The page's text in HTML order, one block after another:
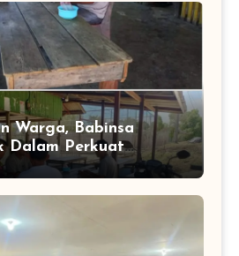
Warga, Babinsa
Dalam Perkuat
Simeulue